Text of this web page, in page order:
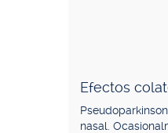
Efectos
nasal.